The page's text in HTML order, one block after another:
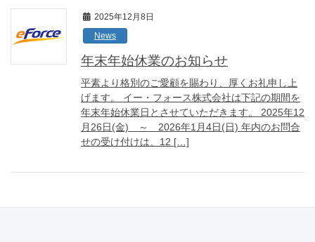
2025年12月8日
News
年末年始休業のお知らせ
平素より格別のご愛顧を賜わり、厚くお礼申し上
げます。 イー・フォース株式会社は下記の期間を
年末年始休業日とさせていただきます。 2025年12
月26日(金) ～ 2026年1月4日(日) 年内のお問合
せの受け付けは、12 […]